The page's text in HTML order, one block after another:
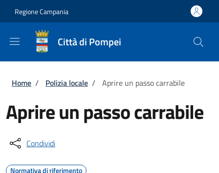
Regione Campania
Città di Pompei
Briciole di pane
Home / Polizia locale / Aprire un passo carrabile
Aprire un passo carrabile
Condividi
Normativa di riferimento